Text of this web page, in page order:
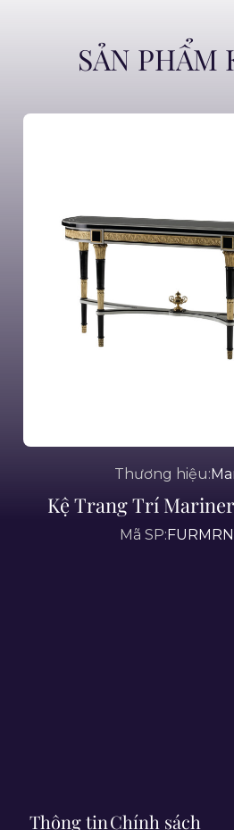
SẢN PHẨM
Thương hiệu:
Kệ Trang Trí
Mã SP:
Thông tinChính sách